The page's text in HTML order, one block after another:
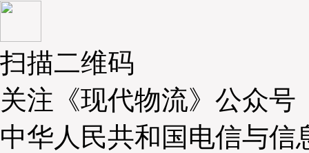
扫描二维码
关注《现代物流》公众号
中华人民共和国电信与